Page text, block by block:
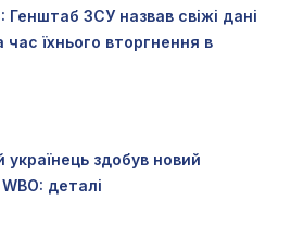
Генштаб ЗСУ назвав свіжі дані
час їхнього вторгнення в
здобув новий
деталі